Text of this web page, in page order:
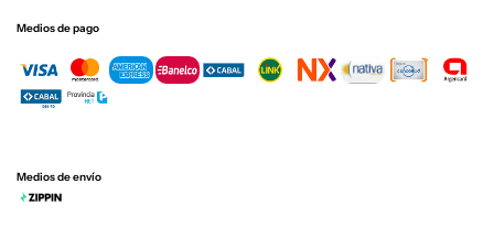
Medios de pago
Medios de envío